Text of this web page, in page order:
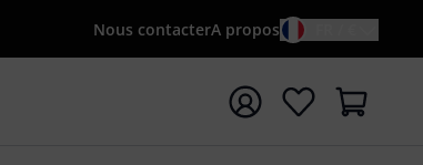
Nous contacterA propos
avec le terme de recherche